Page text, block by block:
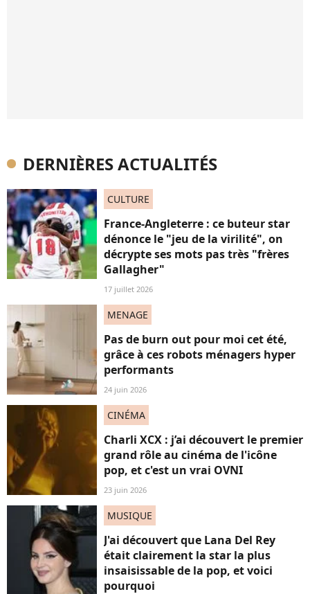
DERNIÈRES ACTUALITÉS
CULTURE
France-Angleterre : ce buteur star
dénonce le "jeu de la virilité", on
décrypte ses mots pas très "frères
Gallagher"
17 juillet 2026
MENAGE
Pas de burn out pour moi cet été,
grâce à ces robots ménagers hyper
performants
24 juin 2026
CINÉMA
Charli XCX : j’ai découvert le premier
grand rôle au cinéma de l'icône
pop, et c'est un vrai OVNI
23 juin 2026
MUSIQUE
J'ai découvert que Lana Del Rey
était clairement la star la plus
insaisissable de la pop, et voici
pourquoi